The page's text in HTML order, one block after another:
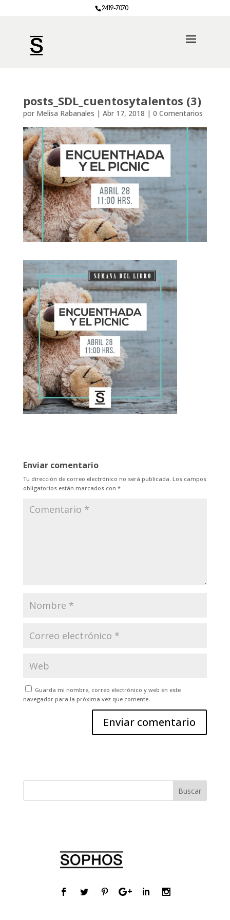
2419-7070
posts_SDL_cuentosytalentos (3)
por Melisa Rabanales | Abr 17, 2018 | 0 Comentarios
Enviar comentario
Tu dirección de correo electrónico no será publicada. Los campos
obligatorios están marcados con *
Guarda mi nombre, correo electrónico y web en este
navegador para la próxima vez que comente.